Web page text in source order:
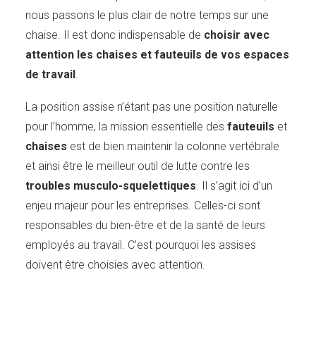
nous passons le plus clair de notre temps sur une
chaise. Il est donc indispensable de choisir avec
attention les chaises et fauteuils de vos espaces
de travail.
La position assise n’étant pas une position naturelle
pour l’homme, la mission essentielle des fauteuils et
chaises est de bien maintenir la colonne vertébrale
et ainsi être le meilleur outil de lutte contre les
troubles musculo-squelettiques. Il s’agit ici d’un
enjeu majeur pour les entreprises. Celles-ci sont
responsables du bien-être et de la santé de leurs
employés au travail. C’est pourquoi les assises
doivent être choisies avec attention.